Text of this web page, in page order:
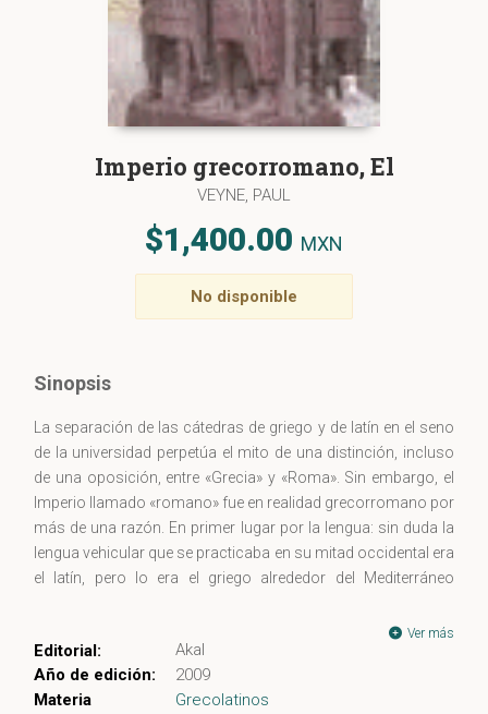
Imperio grecorromano, El
VEYNE, PAUL
$1,400.00 MXN
No disponible
Sinopsis
La separación de las cátedras de griego y de latín en el seno
de la universidad perpetúa el mito de una distinción, incluso
de una oposición, entre «Grecia» y «Roma». Sin embargo, el
Imperio llamado «romano» fue en realidad grecorromano por
más de una razón. En primer lugar por la lengua: sin duda la
lengua vehicular que se practicaba en su mitad occidental era
el latín, pero lo era el griego alrededor del Mediterráneo
y moral de Roma surgió de un proceso de asimilación de esa
civilización helénica que comunicaba Afganistán con
Marruecos. Por último, el Imperio era grecorromano en un
tercer sentido: la cultura era helénica y el poder romano. ésa
Ver más
Editorial:
Akal
Año de edición:
2009
Materia
Grecolatinos